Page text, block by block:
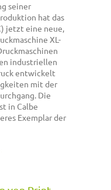
seiner
hat das
jetzt eine neue,
XL-
industriellen
entwickelt
mit der
Die
in Calbe
Exemplar der